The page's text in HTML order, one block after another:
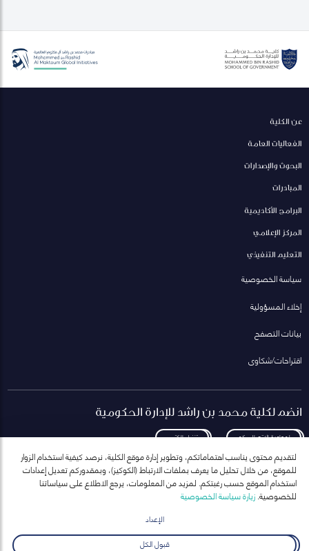
عن الكلية
الفعاليات العامة
البحوث والإصدارات
المبادرات
البرامج الأكاديمية
المركز الإعلامي
التعليم التنفيذي
سياسة الخصوصية
إخلاء المسؤولية
بيانات التصفح
اقتراحات/شكاوى
انضم لكلية محمد بن راشد للإدارة الحكومية
لمعاودة الاتصال بكم تنزيل الكتيب
انضم إلى قائمة مراسلاتنا
ارسال
لتقديم محتوى يناسب اهتماماتكم، وتطوير إدارة موقع الكلية، نرصد كيفية استخدام الزوار
للموقع، من خلال تحليل ما يعرف بملفات الارتباط (الكوكيز)، وبمقدوركم تعديل إعدادات
استخدام الموقع حسب رغبتكم. لمزيد من المعلومات، يرجع الاطلاع على سياساتنا
للخصوصية.زيارة سياسة الخصوصية
الإعداد
قبول الكل